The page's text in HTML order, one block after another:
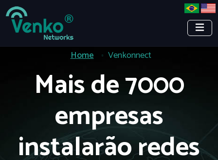
Home Venkonnect
Mais de 7000
empresas
instalarão redes